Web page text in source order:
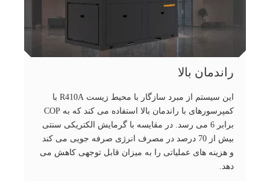
راندمان بالا
این سیستم از مبرد سازگار با محیط زیست R410A با
کمپرسورهای با راندمان بالا استفاده می کند که به COP
برابر 6 می رسد. در مقایسه با گرمایش الکتریکی سنتی
بیش از 70 درصد در مصرف انرژی صرفه جویی می کند
و هزینه های عملیاتی را به میزان قابل توجهی کاهش می
دهد.